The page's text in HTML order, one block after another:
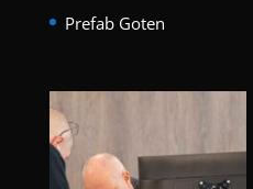
Prefab Goten